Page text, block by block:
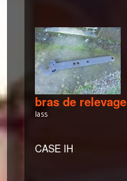
bras de relevage
lass
CASE IH